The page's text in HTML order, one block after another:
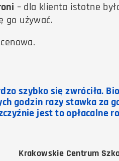
– dla klienta istotne
go używać.
szybko się zwróciła.
godzin razy stawka za
jest to opłacalne
Krakowskie Centrum